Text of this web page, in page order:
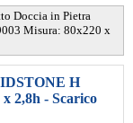
Doccia in Pietra
Misura: 80x220 x
H
2,8h - Scarico